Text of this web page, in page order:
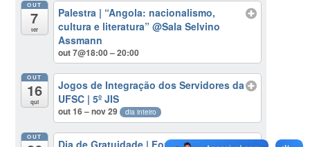
OUT
7
ter
Palestra | “Angola: nacionalismo,
cultura e literatura”@Sala Selvino
Assmann
out 7@18:00 – 20:00
OUT
16
qui
Jogos de Integração dos Servidores da
UFSC | 5º JIS
out 16 – nov 29 dia inteiro
OUT
Dia de Gratuidade | Fortalezas da UFSC